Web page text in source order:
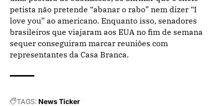
petista não pretende “abanar o rabo” nem dizer “I
love you” ao americano. Enquanto isso, senadores
brasileiros que viajaram aos EUA no fim de semana
sequer conseguiram marcar reuniões com
representantes da Casa Branca.
TAGS: News Ticker